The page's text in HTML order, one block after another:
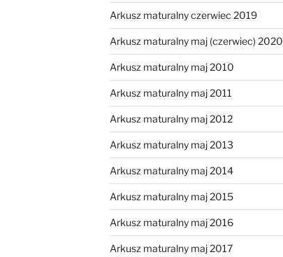
Arkusz maturalny czerwiec 2019
Arkusz maturalny maj (czerwiec) 2020
Arkusz maturalny maj 2010
Arkusz maturalny maj 2011
Arkusz maturalny maj 2012
Arkusz maturalny maj 2013
Arkusz maturalny maj 2014
Arkusz maturalny maj 2015
Arkusz maturalny maj 2016
Arkusz maturalny maj 2017